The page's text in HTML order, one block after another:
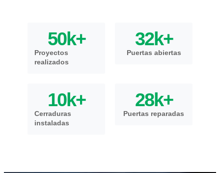
Proyectos
realizados
50k+
Puertas abiertas
32k+
Cerraduras
instaladas
10k+
Puertas reparadas
28k+